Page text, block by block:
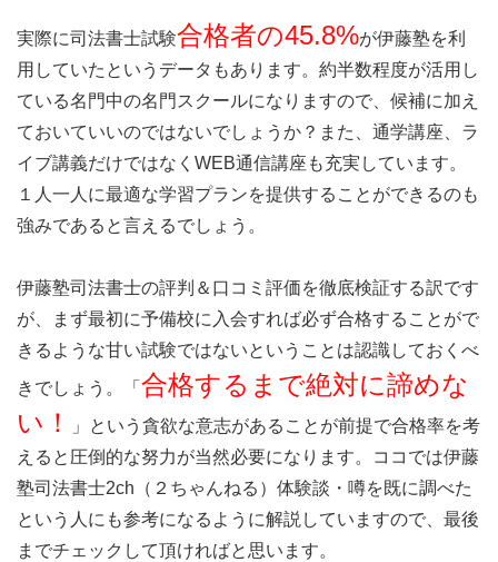
実際に司法書士試験合格者の45.8%が伊藤塾を利
用していたというデータもあります。約半数程度が活用し
ている名門中の名門スクールになりますので、候補に加え
ておいていいのではないでしょうか？また、通学講座、ラ
イブ講義だけではなくWEB通信講座も充実しています。
１人一人に最適な学習プランを提供することができるのも
強みであると言えるでしょう。
伊藤塾司法書士の評判＆口コミ評価を徹底検証する訳です
が、まず最初に予備校に入会すれば必ず合格することがで
きるような甘い試験ではないということは認識しておくべ
きでしょう。「 合格するまで絶対に諦めな
い！
」という貪欲な意志があることが前提で合格率を考
えると圧倒的な努力が当然必要になります。ココでは伊藤
塾司法書士2ch（２ちゃんねる）体験談・噂を既に調べた
という人にも参考になるように解説していますので、最後
までチェックして頂ければと思います。